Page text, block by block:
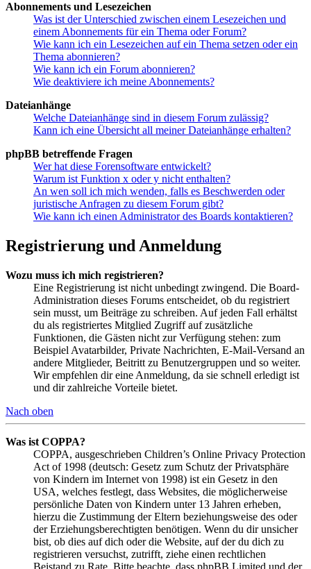
Abonnements und Lesezeichen
Was ist der Unterschied zwischen einem Lesezeichen und
einem Abonnements für ein Thema oder Forum?
Wie kann ich ein Lesezeichen auf ein Thema setzen oder ein
Thema abonnieren?
Wie kann ich ein Forum abonnieren?
Wie deaktiviere ich meine Abonnements?
Dateianhänge
Welche Dateianhänge sind in diesem Forum zulässig?
Kann ich eine Übersicht all meiner Dateianhänge erhalten?
phpBB betreffende Fragen
Wer hat diese Forensoftware entwickelt?
Warum ist Funktion x oder y nicht enthalten?
An wen soll ich mich wenden, falls es Beschwerden oder
juristische Anfragen zu diesem Forum gibt?
Wie kann ich einen Administrator des Boards kontaktieren?
Registrierung und Anmeldung
Wozu muss ich mich registrieren?
Eine Registrierung ist nicht unbedingt zwingend. Die Board-
Administration dieses Forums entscheidet, ob du registriert
sein musst, um Beiträge zu schreiben. Auf jeden Fall erhältst
du als registriertes Mitglied Zugriff auf zusätzliche
Funktionen, die Gästen nicht zur Verfügung stehen: zum
Beispiel Avatarbilder, Private Nachrichten, E-Mail-Versand an
andere Mitglieder, Beitritt zu Benutzergruppen und so weiter.
Wir empfehlen dir eine Anmeldung, da sie schnell erledigt ist
und dir zahlreiche Vorteile bietet.
Nach oben
Was ist COPPA?
COPPA, ausgeschrieben Children’s Online Privacy Protection
Act of 1998 (deutsch: Gesetz zum Schutz der Privatsphäre
von Kindern im Internet von 1998) ist ein Gesetz in den
USA, welches festlegt, dass Websites, die möglicherweise
persönliche Daten von Kindern unter 13 Jahren erheben,
hierzu die Zustimmung der Eltern beziehungsweise des oder
der Erziehungsberechtigten benötigen. Wenn du dir unsicher
bist, ob dies auf dich oder die Website, auf der du dich zu
registrieren versuchst, zutrifft, ziehe einen rechtlichen
Beistand zu Rate. Bitte beachte, dass phpBB Limited und der